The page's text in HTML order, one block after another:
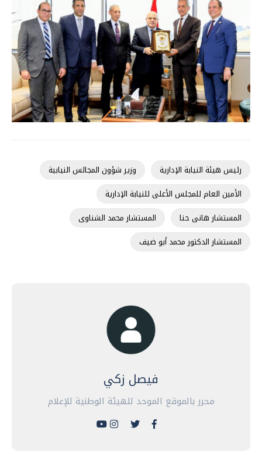
رئيس هيئة النيابة الإدارية
وزير شؤون المجالس النيابية
الأمين العام للمجلس الأعلى للنيابة الإدارية
المستشار هانى حنا
المستشار محمد الشناوى
المستشار الدكتور محمد أبو ضيف
فيصل زكي
محرر بالموقع الموحد للهيئة الوطنية للإعلام